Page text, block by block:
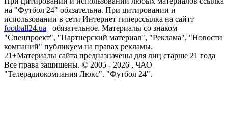
на "Футбол 24" обязательна. При цитировании и
использовании в сети Интернет гиперссылка на сайтт
football24.ua
обязательное. Материалы со знаком
"Спецпроект", "Партнерский материал", "Реклама", "Новости
компаний" публикуем на правах рекламы.
21+Материалы сайта предназначены для лиц старше 21 года
Все права защищены. © 2005 - 2026 , ЧАО
"Телерадиокомпания Люкс". "Футбол 24".